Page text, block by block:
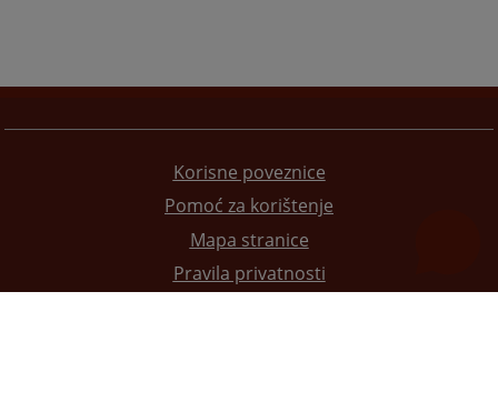
Korisne poveznice
Pomoć za korištenje
Mapa stranice
Pravila privatnosti